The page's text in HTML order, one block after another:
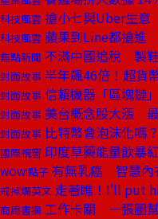
科技風雲 搶小七與Uber生
科技風雲 蘋果到Line都搶進
焦點新聞 不滿中國追稅 製
封面故事 半年飆46倍！超貨
封面故事 信賴機器「區塊鏈
封面故事 美台概念股大漲
封面故事 比特幣會泡沫化嗎
國際視窗 印度草藥能量飲暴
WOW!點子 有無乳癌 智慧內
戒掉爛英文 走著瞧！I'll put
商周書摘 工作卡關 一張圖